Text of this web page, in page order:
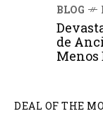
BLOG
de
Menos
DEAL OF THE